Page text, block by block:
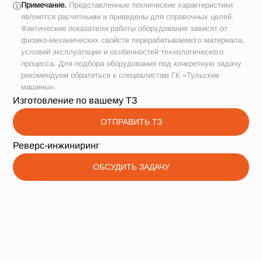
ⓘПримечание. Представленные технические характеристики
являются расчетными и приведены для справочных целей.
Фактические показатели работы оборудования зависят от
физико-механических свойств перерабатываемого материала,
условий эксплуатации и особенностей технологического
процесса. Для подбора оборудования под конкретную задачу
рекомендуем обратиться к специалистам ГК «Тульские
машины».
Изготовление по вашему ТЗ
ОТПРАВИТЬ ТЗ
Реверс-инжиниринг
ОБСУДИТЬ ЗАДАЧУ